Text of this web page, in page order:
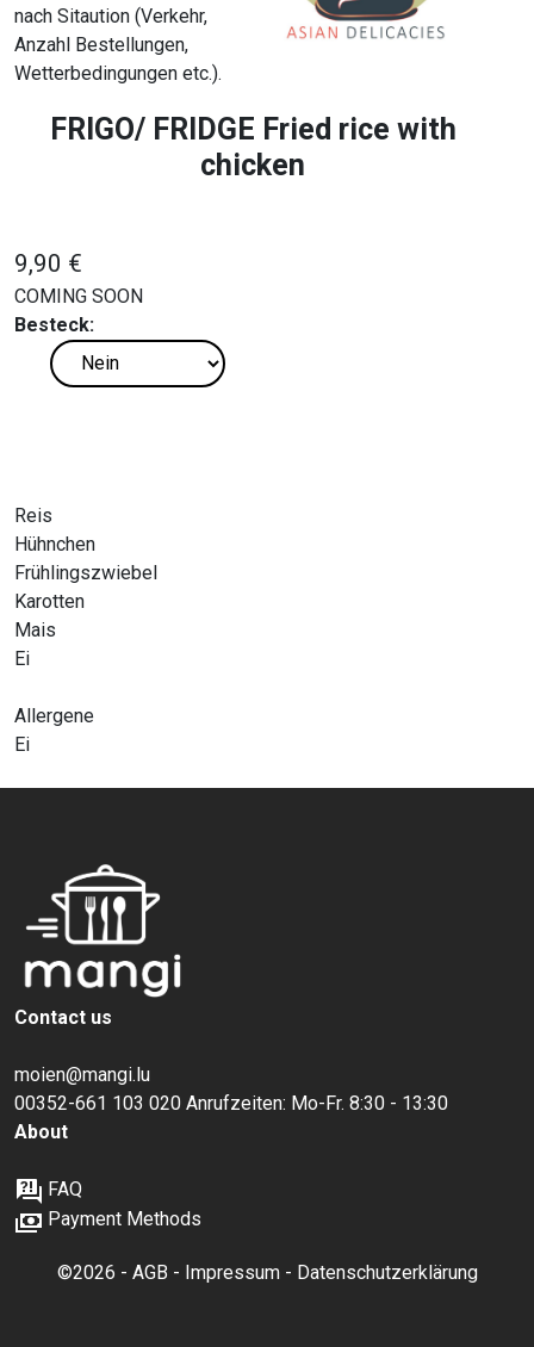
nach Sitaution (Verkehr,
Anzahl Bestellungen,
Wetterbedingungen etc.).
FRIGO/ FRIDGE Fried rice with
chicken
9,90 €
COMING SOON
Besteck:
Reis
Hühnchen
Frühlingszwiebel
Karotten
Mais
Ei
Allergene
Ei
Contact us
moien@mangi.lu
00352-661 103 020 Anrufzeiten: Mo-Fr. 8:30 - 13:30
About
FAQ
Payment Methods
©2026 - AGB - Impressum- Datenschutzerklärung